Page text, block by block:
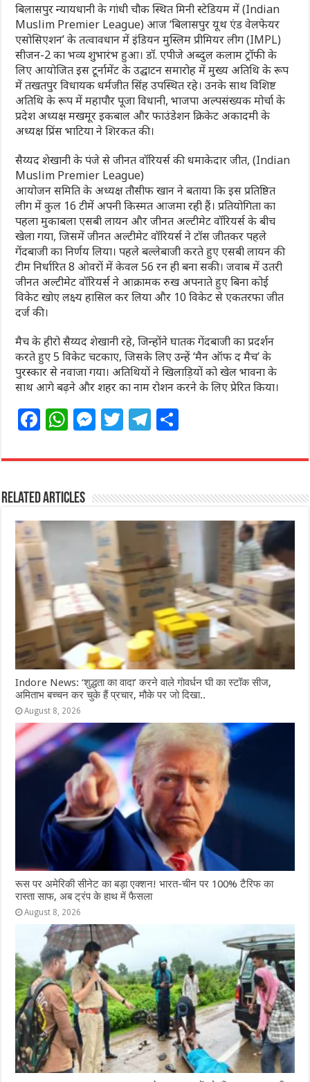
बिलासपुर न्यायधानी के गांधी चौक स्थित मिनी स्टेडियम में (Indian
Muslim Premier League) आज ‘बिलासपुर यूथ एंड वेलफेयर
एसोसिएशन’ के तत्वावधान में इंडियन मुस्लिम प्रीमियर लीग (IMPL)
सीजन-2 का भव्य शुभारंभ हुआ। डॉ. एपीजे अब्दुल कलाम ट्रॉफी के
लिए आयोजित इस टूर्नामेंट के उद्घाटन समारोह में मुख्य अतिथि के रूप
में तखतपुर विधायक धर्मजीत सिंह उपस्थित रहे। उनके साथ विशिष्ट
अतिथि के रूप में महापौर पूजा विधानी, भाजपा अल्पसंख्यक मोर्चा के
प्रदेश अध्यक्ष मखमूर इकबाल और फाउंडेशन क्रिकेट अकादमी के
अध्यक्ष प्रिंस भाटिया ने शिरकत की।
सैय्यद शेखानी के पंजे से जीनत वॉरियर्स की धमाकेदार जीत, (Indian
Muslim Premier League)
आयोजन समिति के अध्यक्ष तौसीफ खान ने बताया कि इस प्रतिष्ठित
लीग में कुल 16 टीमें अपनी किस्मत आजमा रही हैं। प्रतियोगिता का
पहला मुकाबला एसबी लायन और जीनत अल्टीमेट वॉरियर्स के बीच
खेला गया, जिसमें जीनत अल्टीमेट वॉरियर्स ने टॉस जीतकर पहले
गेंदबाजी का निर्णय लिया। पहले बल्लेबाजी करते हुए एसबी लायन की
टीम निर्धारित 8 ओवरों में केवल 56 रन ही बना सकी। जवाब में उतरी
जीनत अल्टीमेट वॉरियर्स ने आक्रामक रुख अपनाते हुए बिना कोई
विकेट खोए लक्ष्य हासिल कर लिया और 10 विकेट से एकतरफा जीत
दर्ज की।
मैच के हीरो सैय्यद शेखानी रहे, जिन्होंने घातक गेंदबाजी का प्रदर्शन
करते हुए 5 विकेट चटकाए, जिसके लिए उन्हें ‘मैन ऑफ द मैच’ के
पुरस्कार से नवाजा गया। अतिथियों ने खिलाड़ियों को खेल भावना के
साथ आगे बढ़ने और शहर का नाम रोशन करने के लिए प्रेरित किया।
F
c
e
b
o
o
k
W
at
s
A
p
M
ss
n
g
e
r
T
itt
r
T
e
ra
m
ar
Related Articles
Indore News: ‘शुद्धता का वादा’ करने वाले गोवर्धन घी का स्टॉक सीज,
अमिताभ बच्चन कर चुके हैं प्रचार, मौके पर जो दिखा..
August 8, 2026
रूस पर अमेरिकी सीनेट का बड़ा एक्शन! भारत-चीन पर 100% टैरिफ का
रास्ता साफ, अब ट्रंप के हाथ में फैसला
August 8, 2026